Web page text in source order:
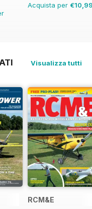
Acquista per
Visualizza tutti
RCM&E